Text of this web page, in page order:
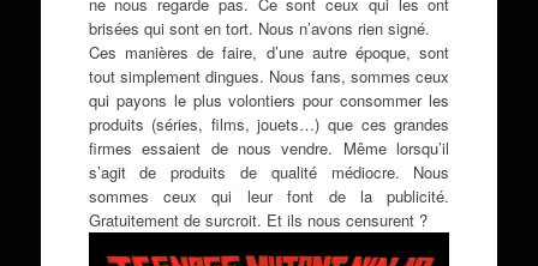
brisées qui sont en tort. Nous n’avons rien signé.
Ces manières de faire, d’une autre époque, sont
tout simplement dingues. Nous fans, sommes ceux
qui payons le plus volontiers pour consommer les
produits (séries, films, jouets…) que ces grandes
firmes essaient de nous vendre. Même lorsqu’il
s’agit de produits de qualité médiocre. Nous
sommes ceux qui leur font de la publicité.
Gratuitement de surcroit. Et ils nous censurent ?